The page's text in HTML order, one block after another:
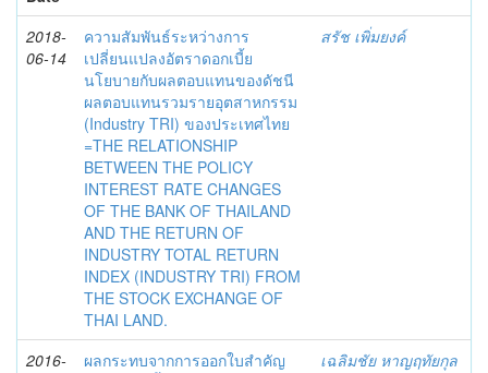
2018-
06-14
ความสัมพันธ์ระหว่างการ
เปลี่ยนแปลงอัตราดอกเบี้ย
นโยบายกับผลตอบแทนของดัชนี
ผลตอบแทนรวมรายอุตสาหกรรม
(Industry TRI) ของประเทศไทย
=THE RELATIONSHIP
BETWEEN THE POLICY
INTEREST RATE CHANGES
OF THE BANK OF THAILAND
AND THE RETURN OF
INDUSTRY TOTAL RETURN
INDEX (INDUSTRY TRI) FROM
THE STOCK EXCHANGE OF
THAI LAND.
สรัช เพิ่มยงค์
2016-
ผลกระทบจากการออกใบสำคัญ
เฉลิมชัย หาญฤทัยกุล